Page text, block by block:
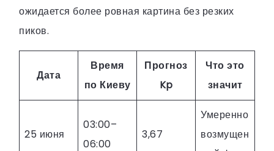
ожидается более ровная картина без резких
пиков.
Дата
Время
по Киеву
Прогноз
Kp
Что это
значит
25 июня
03:00–
06:00
3,67
Умеренно
возмущен